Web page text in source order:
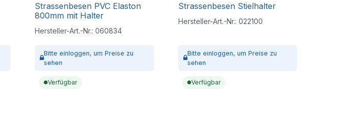
Strassenbesen PVC Elaston
800mm mit Halter
Hersteller-Art.-Nr.:060834
Bitteeinloggen, um Preise zu
sehen
Verfügbar
Strassenbesen Stielhalter
Hersteller-Art.-Nr.: 022100
Bitte einloggen, um Preise zu
sehen
Verfügbar